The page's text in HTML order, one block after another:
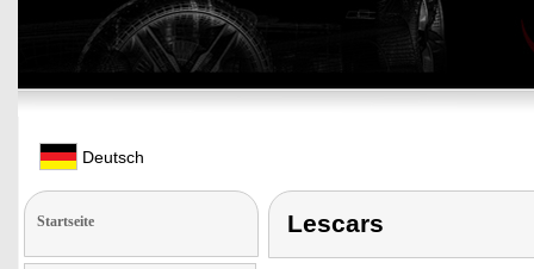
Deutsch
Startseite Lescars